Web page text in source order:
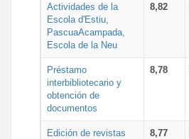
Actividades de la
Escola d'Estiu,
PascuaAcampada,
Escola de la Neu
8,82
Préstamo
interbibliotecario y
obtención de
documentos
8,78
Edición de revistas
8,77